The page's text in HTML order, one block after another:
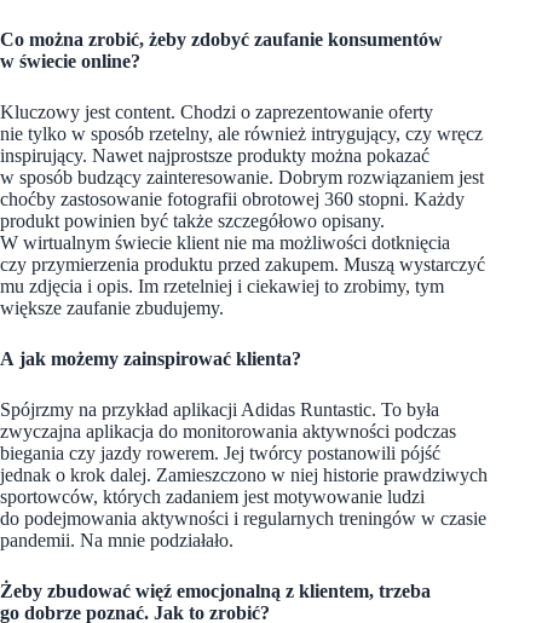
Co można zrobić, żeby zdobyć zaufanie konsumentów
w świecie online?
Kluczowy jest content. Chodzi o zaprezentowanie oferty
nie tylko w sposób rzetelny, ale również intrygujący, czy wręcz
inspirujący. Nawet najprostsze produkty można pokazać
w sposób budzący zainteresowanie. Dobrym rozwiązaniem jest
choćby zastosowanie fotografii obrotowej 360 stopni. Każdy
produkt powinien być także szczegółowo opisany.
W wirtualnym świecie klient nie ma możliwości dotknięcia
czy przymierzenia produktu przed zakupem. Muszą wystarczyć
mu zdjęcia i opis. Im rzetelniej i ciekawiej to zrobimy, tym
większe zaufanie zbudujemy.
A jak możemy zainspirować klienta?
Spójrzmy na przykład aplikacji Adidas Runtastic. To była
zwyczajna aplikacja do monitorowania aktywności podczas
biegania czy jazdy rowerem. Jej twórcy postanowili pójść
jednak o krok dalej. Zamieszczono w niej historie prawdziwych
sportowców, których zadaniem jest motywowanie ludzi
do podejmowania aktywności i regularnych treningów w czasie
pandemii. Na mnie podziałało.
Żeby zbudować więź emocjonalną z klientem, trzeba
go dobrze poznać. Jak to zrobić?